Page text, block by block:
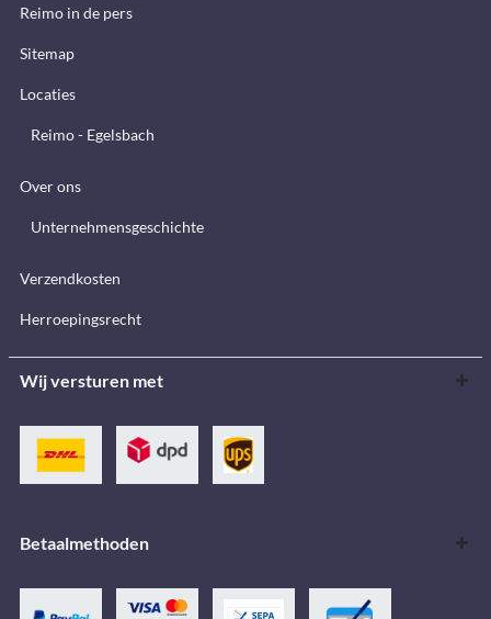
Reimo in de pers
Sitemap
Locaties
Reimo - Egelsbach
Over ons
Unternehmensgeschichte
Verzendkosten
Herroepingsrecht
Wij versturen met
Betaalmethoden